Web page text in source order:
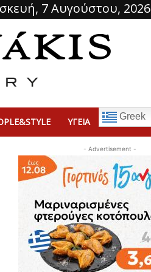
7 Αυγούστου, 2026
ΥΓΕΙΑ Greek
- Advertisement -